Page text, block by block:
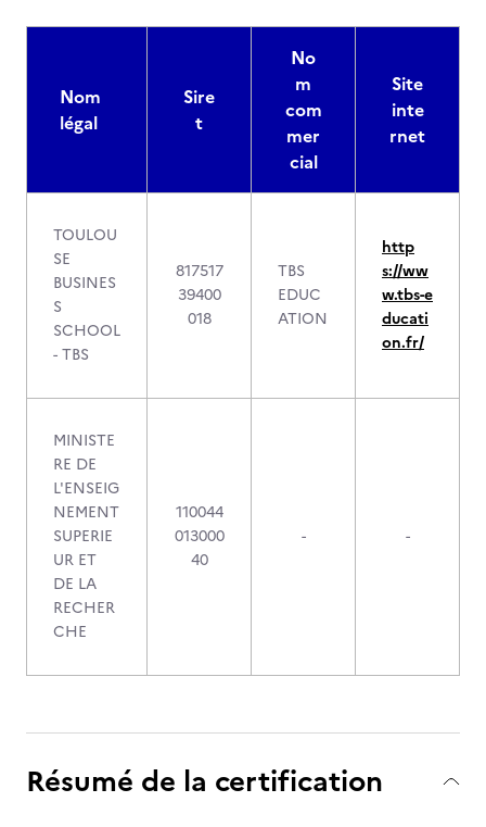
Nom
légal
Sire
t
No
m
com
mer
cial
Site
inte
rnet
TOULOU
SE
BUSINES
S
SCHOOL
- TBS
817517
39400
018
TBS
EDUC
ATION
http
s://ww
w.tbs-e
ducati
on.fr/
MINISTE
RE DE
L'ENSEIG
NEMENT
SUPERIE
UR ET
DE LA
RECHER
CHE
110044
013000
40
- -
Résumé de la certification